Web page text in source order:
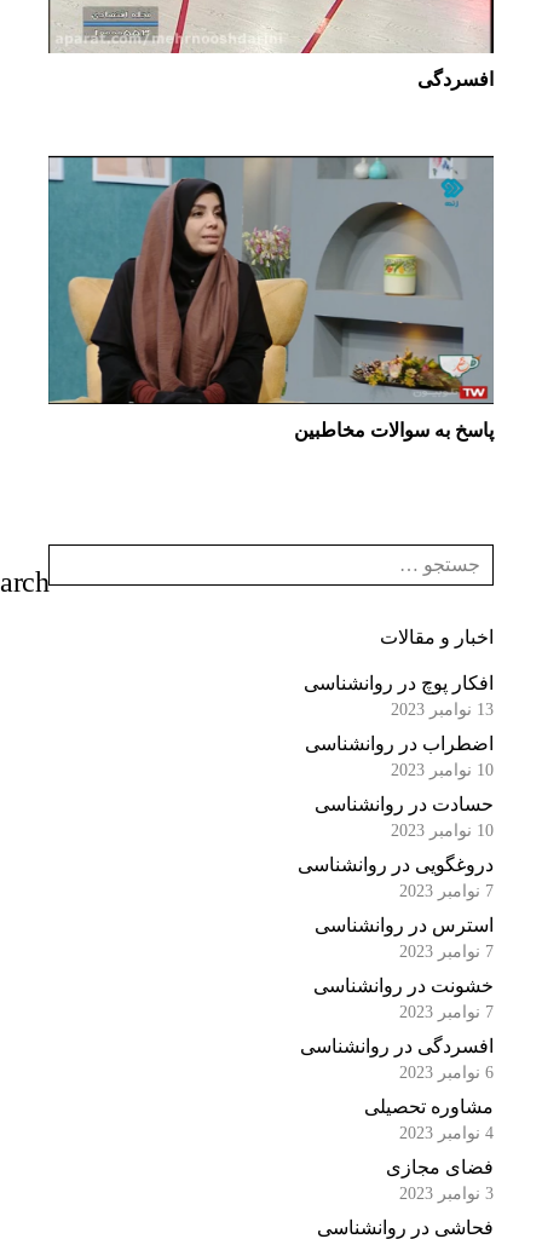
افسردگی
پاسخ به سوالات مخاطبین
اخبار و مقالات
افکار پوچ در روانشناسی
اضطراب در روانشناسی
حسادت در روانشناسی
دروغگویی در روانشناسی
استرس در روانشناسی
خشونت در روانشناسی
افسردگی در روانشناسی
مشاوره تحصیلی
فضای مجازی
فحاشی در روانشناسی